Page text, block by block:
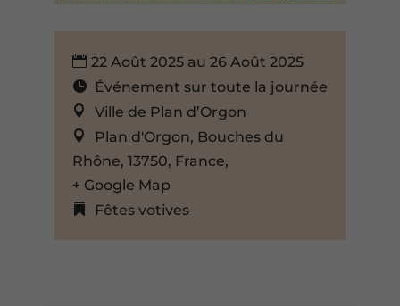
22 Août 2025 au 26 Août 2025
Événement sur toute la journée
Ville de Plan d’Orgon
Plan d'Orgon, Bouches du
Rhône, 13750, France,
+ Google Map
Fêtes votives